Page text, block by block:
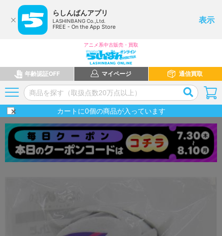
らしんばんアプリ
LASHINBANG Co.,Ltd.
FREE - On the App Store
表示
アニメ系中古販売・買取
年齢認証OFF マイページ 通信買取
カートに0個の商品が入っています